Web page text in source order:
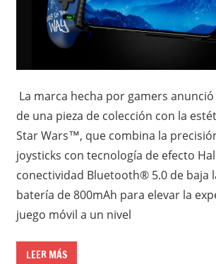
La marca hecha por gamers
de una pieza de colección con la
Star Wars™, que combina la
joysticks con tecnología de efecto
conectividad Bluetooth® 5.0 de baja
batería de 800mAh para elevar la
juego móvil a un nivel
LEER MÁS